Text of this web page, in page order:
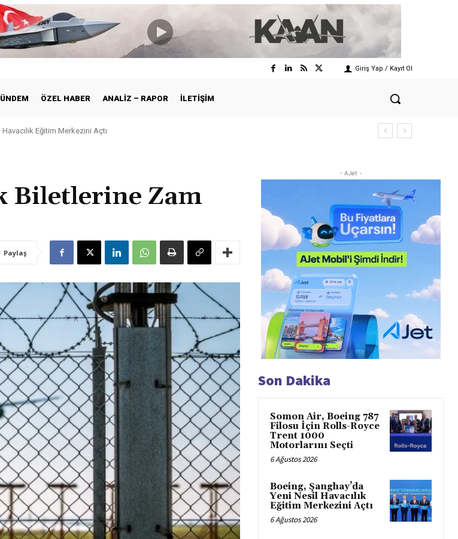
Giriş Yap / Kayıt Ol
ÖZEL HABER ANALIZ – RAPOR İLETIŞIM
Eğitim Merkezini Açtı
Biletlerine Zam
Paylaş
- AJet -
Son Dakika
Somon Air, Boeing 787
Filosu İçin Rolls-Royce
Trent 1000
Motorlarını Seçti
6 Ağustos 2026
Boeing, Şanghay’da
Yeni Nesil Havacılık
Eğitim Merkezini Açtı
6 Ağustos 2026